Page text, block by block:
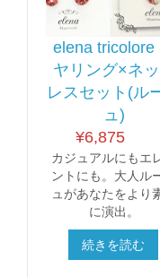
elena tricolore
ヤリング×ネ
レスセット(ル
ュ)
¥6,875
カジュアルにもエ
ントにも。大人ル
ュがあなたをより
に演出。
続きを読む